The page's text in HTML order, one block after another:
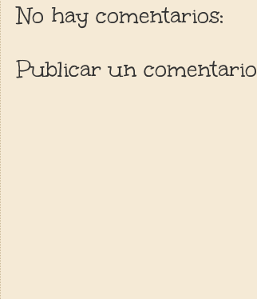
No hay comentarios:
Publicar un comentario